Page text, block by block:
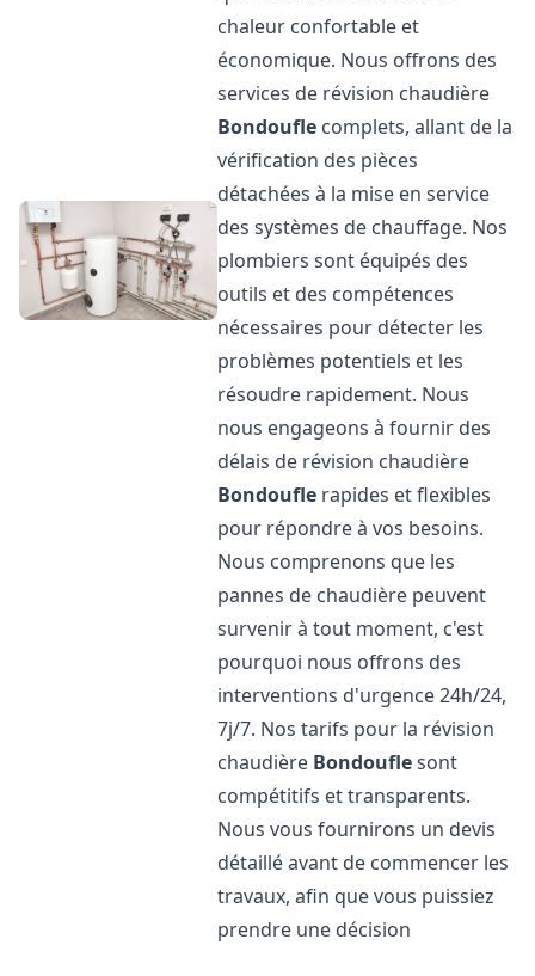
chaleur confortable et
économique. Nous offrons des
services de révision chaudière
Bondoufle complets, allant de la
vérification des pièces
détachées à la mise en service
des systèmes de chauffage. Nos
plombiers sont équipés des
outils et des compétences
nécessaires pour détecter les
problèmes potentiels et les
résoudre rapidement. Nous
nous engageons à fournir des
délais de révision chaudière
Bondoufle rapides et flexibles
pour répondre à vos besoins.
Nous comprenons que les
pannes de chaudière peuvent
survenir à tout moment, c'est
pourquoi nous offrons des
interventions d'urgence 24h/24,
7j/7. Nos tarifs pour la révision
chaudière Bondouflesont
compétitifs et transparents.
Nous vous fournirons un devis
détaillé avant de commencer les
travaux, afin que vous puissiez
prendre une décision